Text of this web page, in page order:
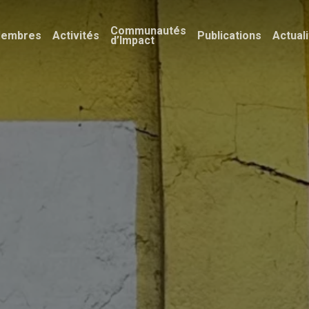
Activités Communautés
d’Impact Publications